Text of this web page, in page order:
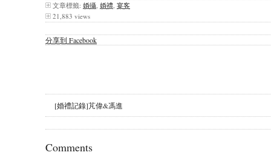
文章標籤: 婚攝, 婚禮, 宴客
21,883 views
分享到 Facebook
[婚禮記錄]芃偉&馮進
Comments